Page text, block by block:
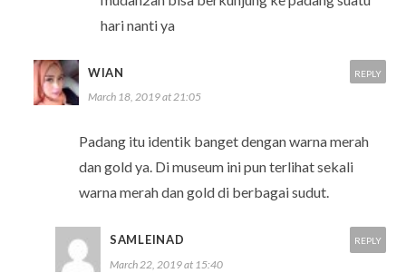
hari nanti ya
WIAN
March 18, 2019 at 21:05
Padang itu identik banget dengan warna merah
dan gold ya. Di museum ini pun terlihat sekali
warna merah dan gold di berbagai sudut.
REPLY
SAMLEINAD
March 22, 2019 at 15:40
REPLY